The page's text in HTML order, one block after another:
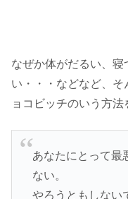
なぜか体がだるい、
い・・・などなど、
ョコビッチのいう方法
あなたにとって最
ない。
やろうともしない